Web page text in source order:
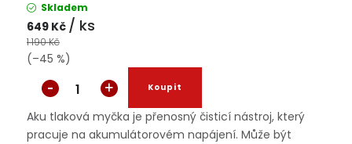
Skladem
649 Kč / ks
1 190 Kč
(–45 %)
Aku tlaková myčka je přenosný čisticí nástroj, který
pracuje na akumulátorovém napájení. Může být